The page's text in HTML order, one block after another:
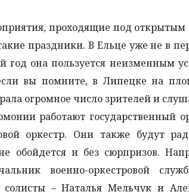
проходящие под
праздники. В Ельце уже не в
год она пользуется неизменным
вы помните, в Липецке на
огромное число зрителей и
работают государственный
оркестр. Они также будут
обойдется и без сюрпризов.
военно-оркестровой
– Наталья Мельчук и